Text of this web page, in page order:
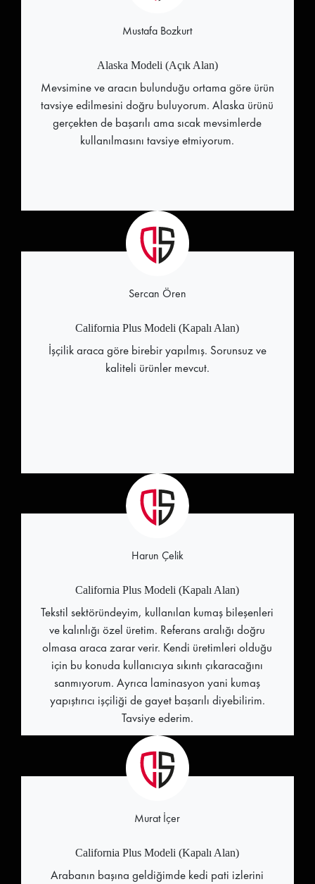
Mustafa Bozkurt
Alaska Modeli (Açık Alan)
Mevsimine ve aracın bulunduğu ortama göre ürün
tavsiye edilmesini doğru buluyorum. Alaska ürünü
gerçekten de başarılı ama sıcak mevsimlerde
kullanılmasını tavsiye etmiyorum.
Sercan Ören
California Plus Modeli (Kapalı Alan)
İşçilik araca göre birebir yapılmış. Sorunsuz ve
kaliteli ürünler mevcut.
Harun Çelik
California Plus Modeli (Kapalı Alan)
Tekstil sektöründeyim, kullanılan kumaş bileşenleri
ve kalınlığı özel üretim. Referans aralığı doğru
olmasa araca zarar verir. Kendi üretimleri olduğu
için bu konuda kullanıcıya sıkıntı çıkaracağını
sanmıyorum. Ayrıca laminasyon yani kumaş
yapıştırıcı işçiliği de gayet başarılı diyebilirim.
Tavsiye ederim.
Murat İçer
California Plus Modeli (Kapalı Alan)
Arabanın başına geldiğimde kedi pati izlerini